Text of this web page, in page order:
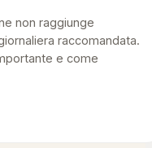
non raggiunge
raccomandata.
e come